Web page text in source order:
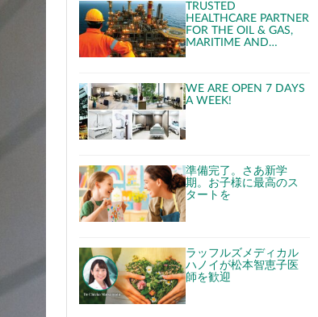
TRUSTED
HEALTHCARE PARTNER
FOR THE OIL & GAS,
MARITIME AND
CRUISE INDUSTRIES
WE ARE OPEN 7 DAYS
A WEEK!
準備完了。さあ新学
期。お子様に最高のス
タートを
ラッフルズメディカル
ハノイが松本智恵子医
師を歓迎